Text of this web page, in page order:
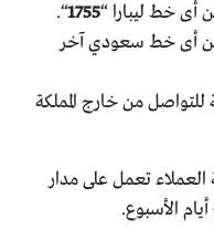
أى خط ليبارا “1755
“.
من أى خط سعودي آخر
للتواصل من خارج المملكة
العملاء تعمل على مدار
الأسبوع.